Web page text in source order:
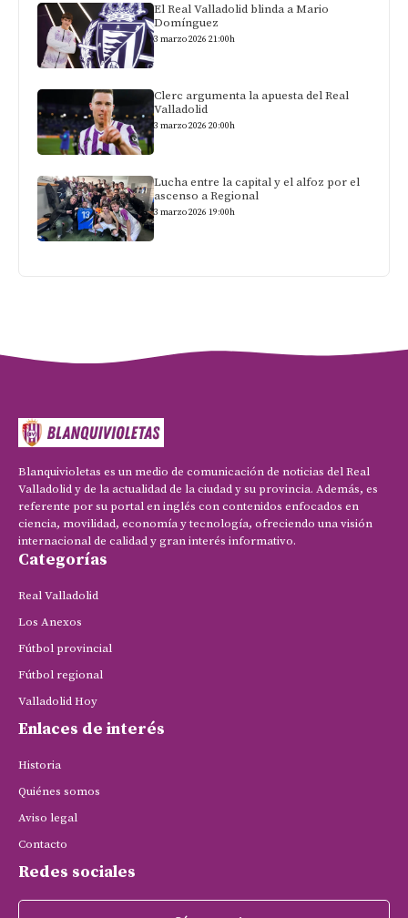
El Real Valladolid blinda a Mario
Domínguez
3 marzo 2026 21:00h
Clerc argumenta la apuesta del Real
Valladolid
3 marzo 2026 20:00h
Lucha entre la capital y el alfoz por el
ascenso a Regional
3 marzo 2026 19:00h
Blanquivioletas es un medio de comunicación de noticias del Real
Valladolid y de la actualidad de la ciudad y su provincia. Además, es
referente por su portal en inglés con contenidos enfocados en
ciencia, movilidad, economía y tecnología, ofreciendo una visión
internacional de calidad y gran interés informativo.
Categorías
Real Valladolid
Los Anexos
Fútbol provincial
Fútbol regional
Valladolid Hoy
Enlaces de interés
Historia
Quiénes somos
Aviso legal
Contacto
Redes sociales